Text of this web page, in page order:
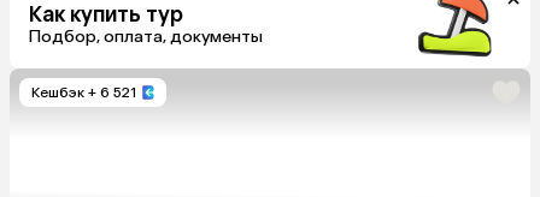
Как купить тур
Подбор, оплата, документы
Кешбэк + 6 521